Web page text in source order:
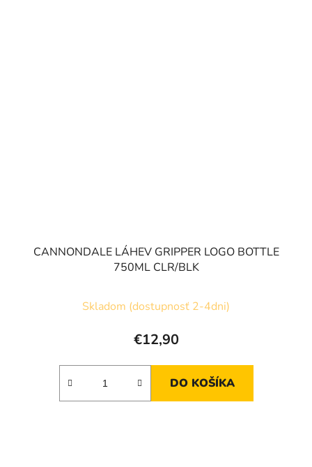
CANNONDALE LÁHEV GRIPPER LOGO BOTTLE
750ML CLR/BLK
Skladom (dostupnosť 2-4dni)
€12,90
DO KOŠÍKA